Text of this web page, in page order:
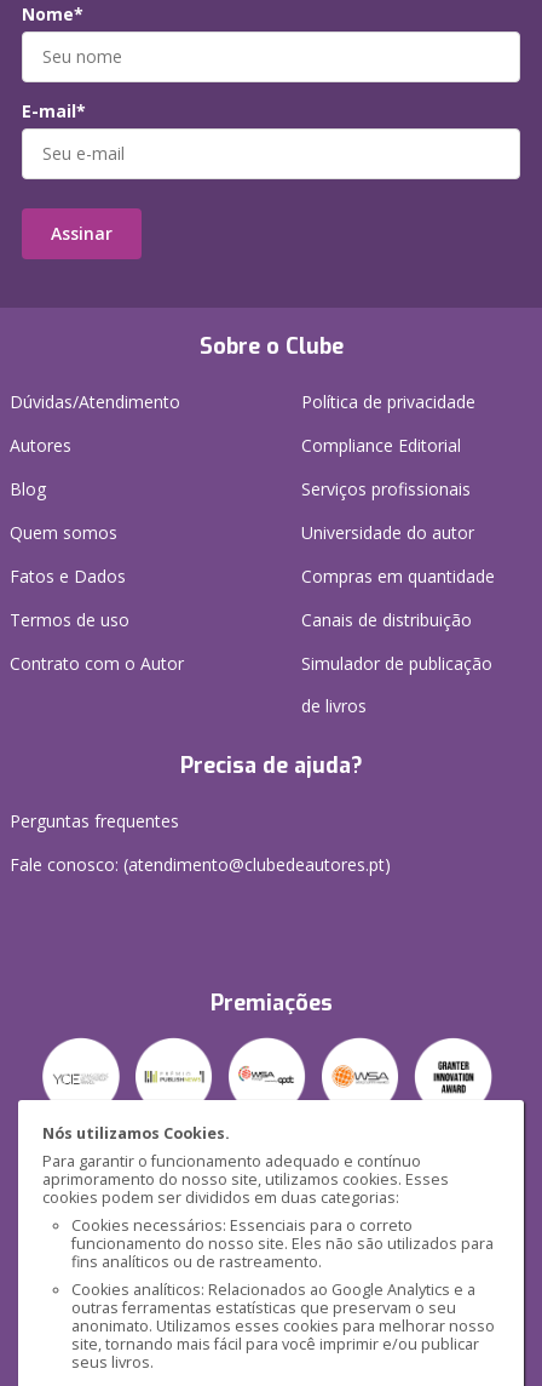
Nós utilizamos Cookies.
Para garantir o funcionamento adequado e contínuo
aprimoramento do nosso site, utilizamos cookies. Esses
cookies podem ser divididos em duas categorias:
Cookies necessários: Essenciais para o correto
funcionamento do nosso site. Eles não são utilizados para
fins analíticos ou de rastreamento.
Cookies analíticos: Relacionados ao Google Analytics e a
outras ferramentas estatísticas que preservam o seu
anonimato. Utilizamos esses cookies para melhorar nosso
site, tornando mais fácil para você imprimir e/ou publicar
seus livros.
Sobre o Clube
Dúvidas/Atendimento
Autores
Blog
Quem somos
Fatos e Dados
Termos de uso
Contrato com o Autor
Política de privacidade
Compliance Editorial
Serviços profissionais
Universidade do autor
Compras em quantidade
Canais de distribuição
Simulador de publicação
de livros
Precisa de ajuda?
Perguntas frequentes
Fale conosco: (atendimento@clubedeautores.pt)
Premiações
Segurança
Mídias Sociais
Nome*
E-mail*
Assinar